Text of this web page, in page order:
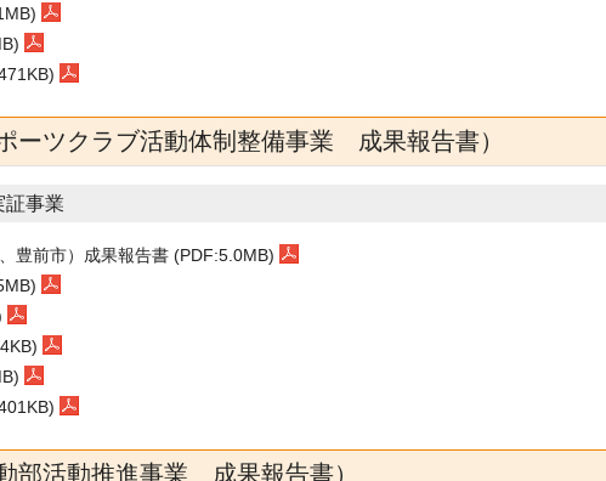
ーツクラブ活動体制整備事業 成果報告書）
証事業
豊前市）成果報告書 (PDF:5.0MB)
部活動推進事業 成果報告書）